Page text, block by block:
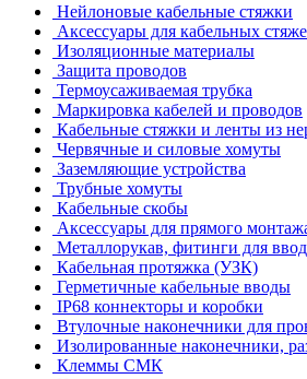
Нейлоновые кабельные стяжки
Аксессуары для кабельных
Изоляционные материалы
Защита проводов
Термоусаживаемая трубка
Маркировка кабелей и проводов
Кабельные стяжки и ленты из
Червячные и силовые хомуты
Заземляющие устройства
Трубные хомуты
Кабельные скобы
Аксессуары для прямого
Металлорукав, фитинги для
Кабельная протяжка (УЗК)
Герметичные кабельные вводы
IP68 коннекторы и коробки
Втулочные наконечники для
Изолированные наконечники,
Клеммы СМК